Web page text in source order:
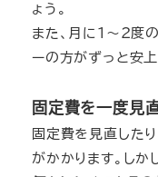
ょう。
また、月に1～2度
ーの方がずっと安上
固定費を一度見
固定費を見直した
がかかります。しか